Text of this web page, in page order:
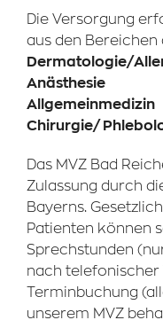
Die Versorgung
aus den Bereichen
Dermatologie /
Anästhesie
Allgemeinmedizin
Chirurgie /
Das MVZ Bad
Zulassung durch
Bayerns.
Patienten können
Sprechstunden
nach
Terminbuchung
unserem MVZ